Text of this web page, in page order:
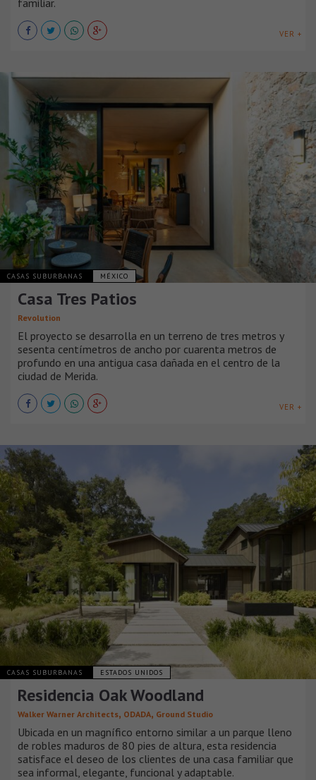
familiar.
VER +
CASAS SUBURBANAS MÉXICO
Casa Tres Patios
Revolution
El proyecto se desarrolla en un terreno de tres metros y
sesenta centímetros de ancho por cuarenta metros de
profundo en una antigua casa dañada en el centro de la
ciudad de Merida.
VER +
CASAS SUBURBANAS ESTADOS UNIDOS
Residencia Oak Woodland
Walker Warner Architects, ODADA, Ground Studio
Ubicada en un magnífico entorno similar a un parque lleno
de robles maduros de 80 pies de altura, esta residencia
satisface el deseo de los clientes de una casa familiar que
sea informal, elegante, funcional y adaptable.